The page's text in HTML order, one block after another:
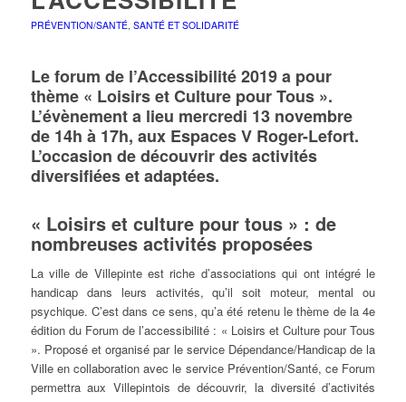
PRÉVENTION/SANTÉ, SANTÉ ET SOLIDARITÉ
Le forum de l’Accessibilité 2019 a pour
thème « Loisirs et Culture pour Tous ».
L’évènement a lieu mercredi 13 novembre
de 14h à 17h, aux Espaces V Roger-Lefort.
L’occasion de découvrir des activités
diversifiées et adaptées.
« Loisirs et culture pour tous » : de
nombreuses activités proposées
La ville de Villepinte est riche d’associations qui ont intégré le
handicap dans leurs activités, qu’il soit moteur, mental ou
psychique. C’est dans ce sens, qu’a été retenu le thème de la 4e
édition du Forum de l’accessibilité : « Loisirs et Culture pour Tous
». Proposé et organisé par le service Dépendance/Handicap de la
Ville en collaboration avec le service Prévention/Santé, ce Forum
permettra aux Villepintois de découvrir, la diversité d’activités